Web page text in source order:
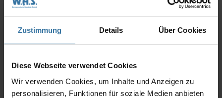
Zustimmung Details Über Cookies
Diese Webseite verwendet Cookies
Wir verwenden Cookies, um Inhalte und Anzeigen zu
personalisieren, Funktionen für soziale Medien anbieten
You might also be interested in